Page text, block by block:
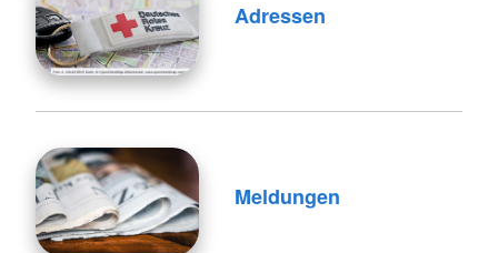
Adressen
Meldungen